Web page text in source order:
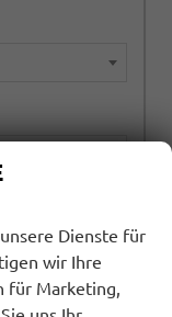
Dienste für
wir Ihre
für Marketing,